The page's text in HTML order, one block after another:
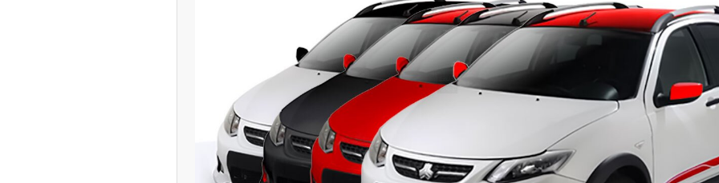
مسکن؛ فنر
کارنامه مردود محسن پاک‌ نژاد؛ از افت شدید
درآمد ارزی تا بازی با عزل و نصب‌ها
پیش‌بینی بورس امروز دوشنبه ۱۲ مرداد ماه